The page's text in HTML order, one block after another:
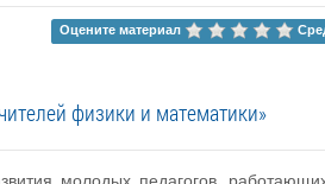
Оцените материал
физики и математики»